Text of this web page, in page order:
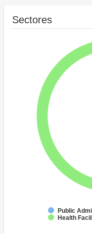
Sectores
Public
Health